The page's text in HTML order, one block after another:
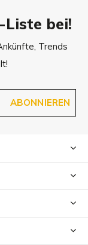
Liste bei!
Trends
ABONNIEREN